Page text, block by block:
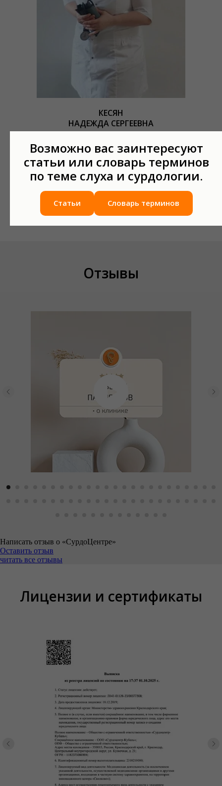
Возможно вас заинтересуют
статьи или словарь терминов
по теме слуха и сурдологии.
Статьи Словарь терминов
КЕСЯН
НАДЕЖДА СЕРГЕЕВНА
Стаж с 2005 года.
Подробнее о специалисте
Записаться на приём
Отзывы
Написать отзыв о «СурдоЦентре»
Оставить отзыв
читать все отзывы
Лицензии и сертификаты